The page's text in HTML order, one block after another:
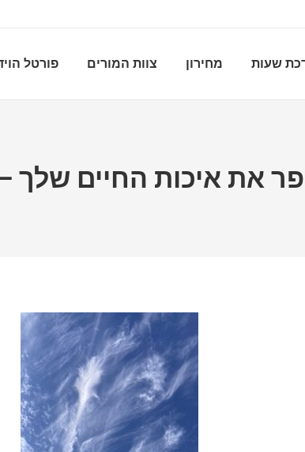
שעות מחירון צוות המורים פורטל
את איכות החיים